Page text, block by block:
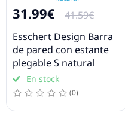
31.99€
41.59€
Esschert Design Barra
de pared con estante
plegable S natural
En stock
(0)